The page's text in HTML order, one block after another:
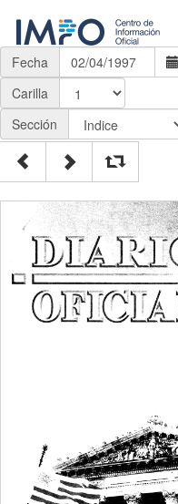
Fecha
Carilla
Sección